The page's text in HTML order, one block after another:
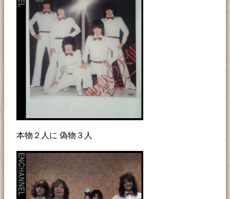
本物２人に 偽物３人